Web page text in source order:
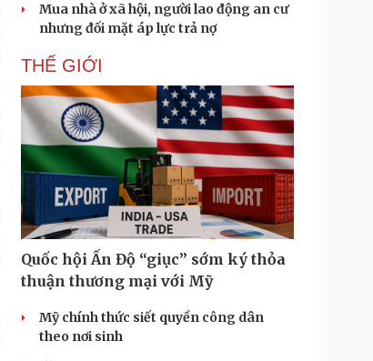
Mua nhà ở xã hội, người lao động an cư
nhưng đối mặt áp lực trả nợ
THẾ GIỚI
Quốc hội Ấn Độ “giục” sớm ký thỏa
thuận thương mại với Mỹ
Mỹ chính thức siết quyền công dân
theo nơi sinh